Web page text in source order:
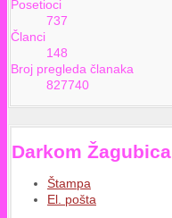
Posetioci
737
Članci
148
Broj pregleda članaka
827740
Darkom Žagubica
Štampa
El. pošta